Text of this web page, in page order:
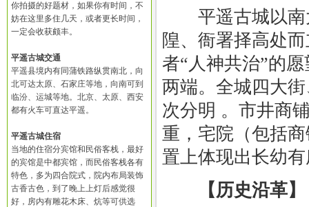
你拍摄的好题材，如果你有时间，不
妨在这里多住几天，或者更长时间，
一定会收获颇丰。
平遥古城交通
平遥县境内有同蒲铁路纵贯南北，向
北可达太原、石家庄等地，向南可到
临汾、运城等地。北京、太原、西安
都有火车可直达平遥。
平遥古城住宿
当地的住宿分宾馆和民俗客栈，最好
的宾馆是中都宾馆，而民俗客栈各有
特色，多为四合院式，院内布局装饰
古香古色，到了晚上上灯后感觉很
好，房内有雕花木床、炕等可供选
平遥古城以南
隍、衙署择高处
者“人神共治”的
两端。全城四大
次分明 。市井商
重，宅院（包括
置上体现出长幼
【历史沿革】